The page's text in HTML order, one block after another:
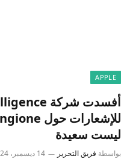
APPLE
ليست سعيدة
بواسطة فريق التحرير 14 ديسمبر، 2024